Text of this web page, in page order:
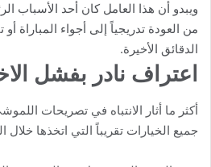
ويبدو أن هذا العامل كان أحد الأسباب
من العودة تدريجياً إلى أجواء المباراة
الدقائق الأخيرة.
اعتراف نادر بفشل
أكثر ما أثار الانتباه في تصريحات
جميع الخيارات تقريباً التي اتخذها خلال